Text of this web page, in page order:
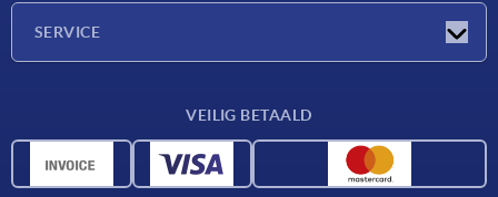
SERVICE
CAD-gegevens
VEILIG BETAALD